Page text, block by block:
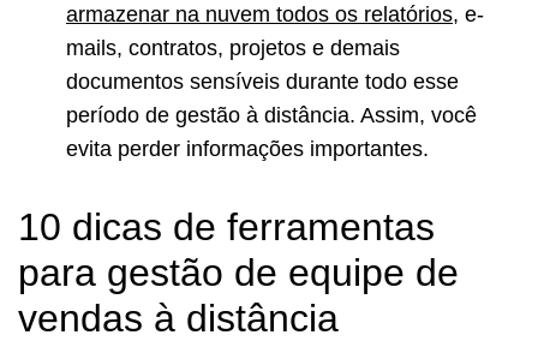
armazenar na nuvem todos os relatórios, e-
mails, contratos, projetos e demais
documentos sensíveis durante todo esse
período de gestão à distância. Assim, você
evita perder informações importantes.
10 dicas de ferramentas
para gestão de equipe de
vendas à distância